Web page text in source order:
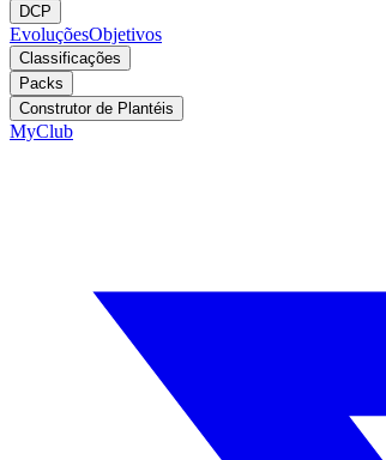
DCP
EvoluçõesObjetivos
Classificações
Packs
Construtor de Plantéis
MyClub